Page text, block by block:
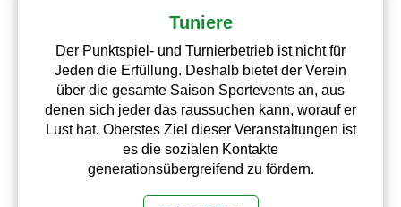
Tuniere
Der Punktspiel- und Turnierbetrieb ist nicht für
Jeden die Erfüllung. Deshalb bietet der Verein
über die gesamte Saison Sportevents an, aus
denen sich jeder das raussuchen kann, worauf er
Lust hat. Oberstes Ziel dieser Veranstaltungen ist
es die sozialen Kontakte
generationsübergreifend zu fördern.